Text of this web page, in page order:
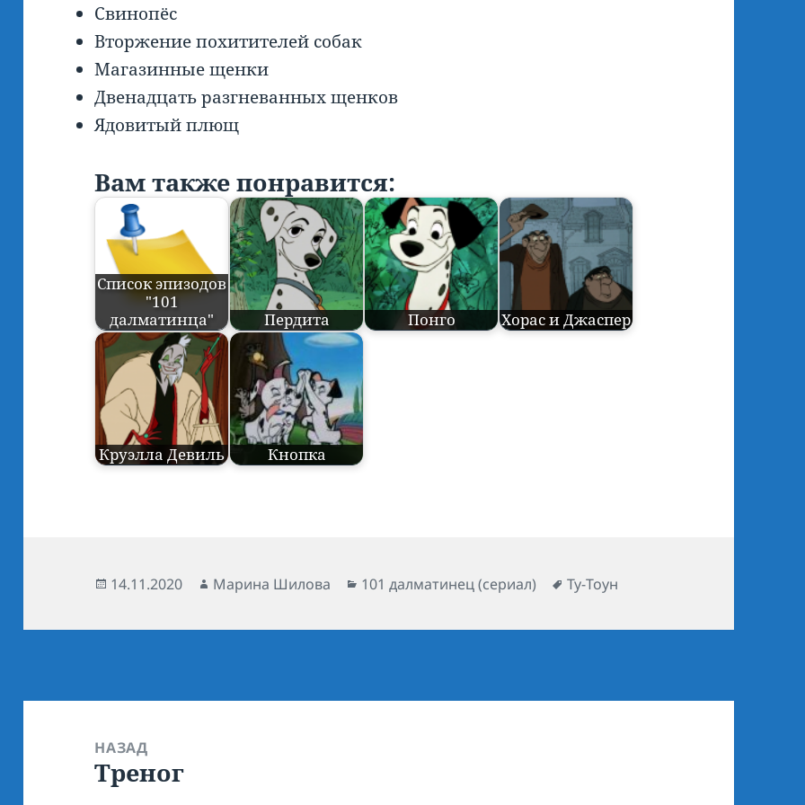
Свинопёс
Вторжение похитителей собак
Магазинные щенки
Двенадцать разгневанных щенков
Ядовитый плющ
Вам также понравится:
Список эпизодов
"101
далматинца"
Пердита Понго Хорас и Джаспер
Круэлла Девиль Кнопка
Опубликовано
14.11.2020 Автор
Марина Шилова Рубрики
101 далматинец (сериал) Метки
Ту-Тоун
записям
НАЗАД
Предыдущая
Треног